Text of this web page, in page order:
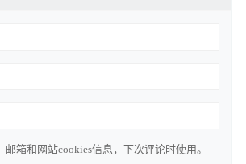
箱和网站cookies信息，下次评论时使用。